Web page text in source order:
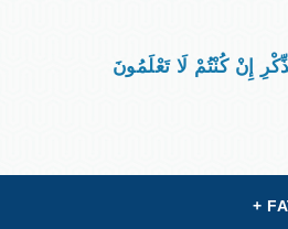
إِنْ كُنْتُمْ لَا تَعْلَمُونَ
+